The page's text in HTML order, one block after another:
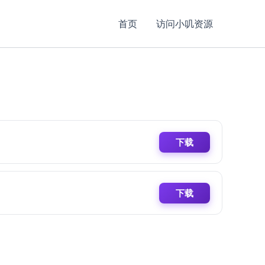
首页 访问小叽资源
下载
下载